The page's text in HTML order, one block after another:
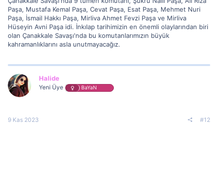
Paşa, Mustafa Kemal Paşa, Cevat Paşa, Esat Paşa, Mehmet Nuri
Paşa, İsmail Hakkı Paşa, Mirliva Ahmet Fevzi Paşa ve Mirliva
Hüseyin Avni Paşa idi. İnkılap tarihimizin en önemli olaylarından biri
olan Çanakkale Savaşı'nda bu komutanlarımızın büyük
kahramanlıklarını asla unutmayacağız.
Halide
Yeni Üye BaYaN
9 Kas 2023 #12